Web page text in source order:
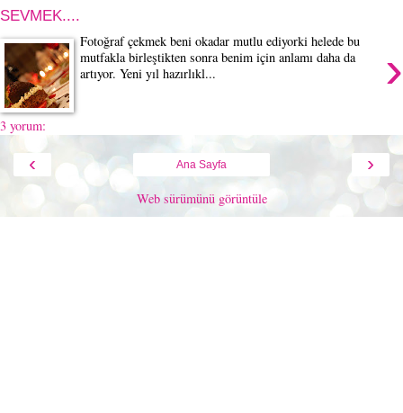
SEVMEK....
›
Fotoğraf çekmek beni okadar mutlu ediyorki helede bu
mutfakla birleştikten sonra benim için anlamı daha da
artıyor. Yeni yıl hazırlıkl...
3 yorum:
‹ ›
Ana Sayfa
Web sürümünü görüntüle